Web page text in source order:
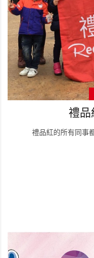
禮
禮品紅的所有同事